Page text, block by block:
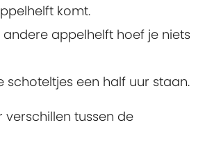
komt.
andere appelhelft hoef je niets
schoteltjes een half uur staan.
verschillen tussen de